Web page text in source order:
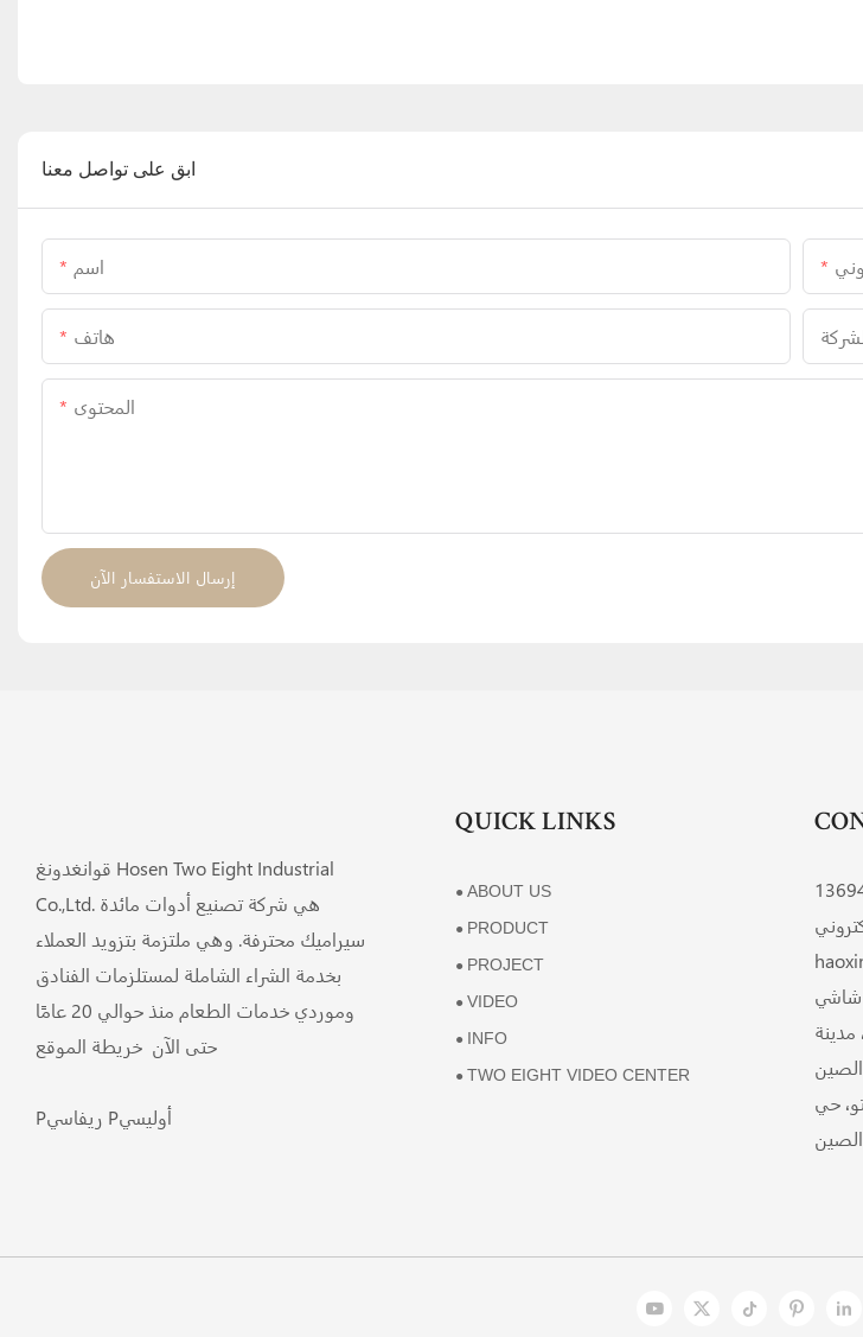
ابق على تواصل معنا
اسم
هاتف
المحتوى
إرسال الاستفسار الآن
قوانغدونغ Hosen Two Eight Industrial
Co.,Ltd. هي شركة تصنيع أدوات مائدة
سيراميك محترفة. وهي ملتزمة بتزويد العملاء
بخدمة الشراء الشاملة لمستلزمات الفنادق
وموردي خدمات الطعام منذ حوالي 20 عامًا
حتى الآن خريطة الموقع
Pريفاسي Pأوليسي
QUICK LINKS
● ABOUT US
● PRODUCT
● PROJECT
● VIDEO
● INFO
● TWO EIGHT VIDEO CENTER
3-4، مدينة شاشي
مدينة
حي